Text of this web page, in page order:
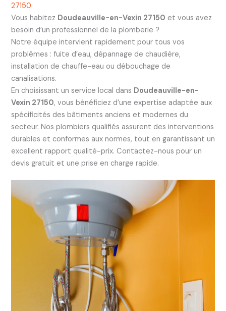
27150
Vous habitez Doudeauville-en-Vexin 27150 et vous avez
besoin d’un professionnel de la plomberie ?
Notre équipe intervient rapidement pour tous vos
problèmes : fuite d’eau, dépannage de chaudière,
installation de chauffe-eau ou débouchage de
canalisations.
En choisissant un service local dans Doudeauville-en-
Vexin 27150, vous bénéficiez d’une expertise adaptée aux
spécificités des bâtiments anciens et modernes du
secteur. Nos plombiers qualifiés assurent des interventions
durables et conformes aux normes, tout en garantissant un
excellent rapport qualité-prix. Contactez-nous pour un
devis gratuit et une prise en charge rapide.